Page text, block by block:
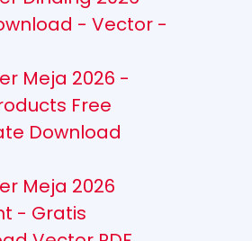
- Vector -
Meja 2026 -
Free
Download
Meja 2026
- Gratis